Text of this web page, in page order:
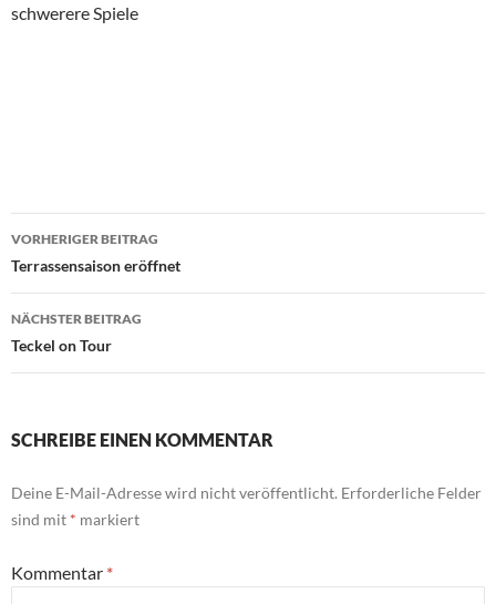
schwerere Spiele
Beitragsnavigation
VORHERIGER BEITRAG
Terrassensaison eröffnet
NÄCHSTER BEITRAG
Teckel on Tour
SCHREIBE EINEN KOMMENTAR
Deine E-Mail-Adresse wird nicht veröffentlicht. Erforderliche Felder
sind mit * markiert
Kommentar *